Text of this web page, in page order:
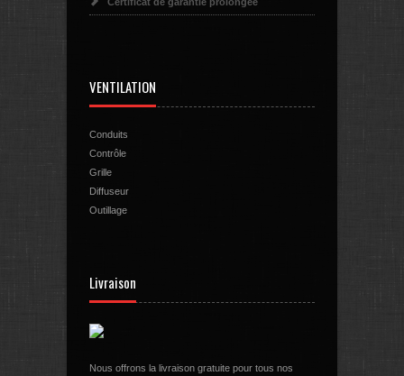
VENTILATION
Conduits
Contrôle
Grille
Diffuseur
Outillage
Livraison
Nous offrons la livraison gratuite pour tous nos